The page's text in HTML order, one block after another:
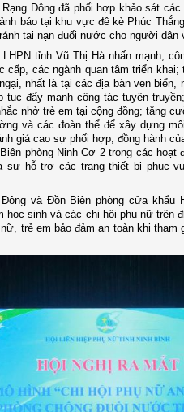
Đông đã phối hợp khảo sát
báo tại khu vực đê kè Phúc
tai nạn đuối nước cho người dân
tỉnh Vũ Thị Hà nhấn mạnh
các ngành quan tâm triển khai;
nhất là tại các địa bàn ven biển,
đẩy mạnh công tác tuyên
nhở trẻ em tại cộng đồng; tăng
và các đoàn thể để xây dựng
giá cao sự phối hợp, đồng hành
phòng Ninh Cơ 2 trong các hoạt
sự hỗ trợ các trang thiết bị phục
và Đồn Biên phòng cửa khẩu
học sinh và các chi hội phụ nữ trên
trẻ em bảo đảm an toàn khi tham